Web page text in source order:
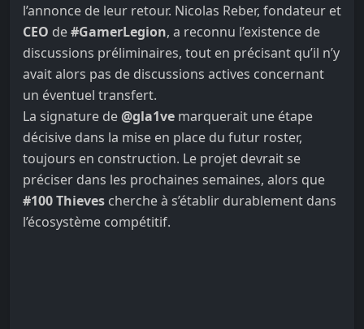
l’annonce de leur retour. Nicolas Reber, fondateur et
CEO de#GamerLegion, a reconnu l’existence de
discussions préliminaires, tout en précisant qu’il n’y
avait alors pas de discussions actives concernant
un éventuel transfert.
La signature de@gla1ve marquerait une étape
décisive dans la mise en place du futur roster,
toujours en construction. Le projet devrait se
préciser dans les prochaines semaines, alors que
#100 Thieves cherche à s’établir durablement dans
l’écosystème compétitif.